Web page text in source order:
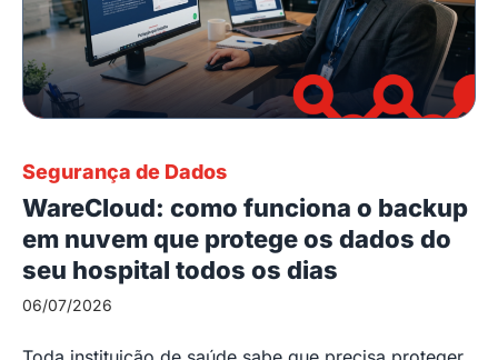
Segurança de Dados
WareCloud: como funciona o backup
em nuvem que protege os dados do
seu hospital todos os dias
06/07/2026